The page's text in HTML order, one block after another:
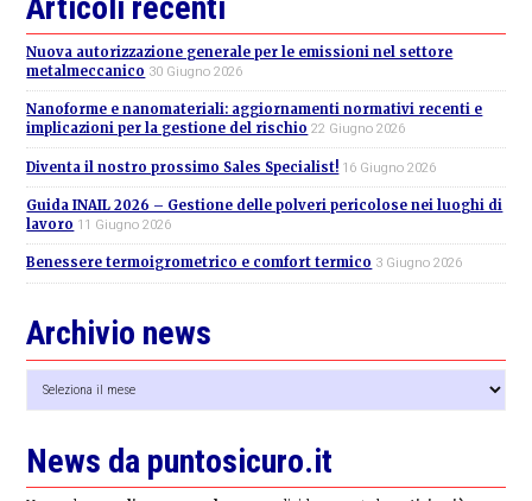
Nuova autorizzazione generale per le emissioni nel settore
metalmeccanico 30 Giugno 2026
Nanoforme e nanomateriali: aggiornamenti normativi recenti e
implicazioni per la gestione del rischio 22 Giugno 2026
Diventa il nostro prossimo Sales Specialist! 16 Giugno 2026
Guida INAIL 2026 – Gestione delle polveri pericolose nei luoghi di
lavoro 11 Giugno 2026
Benessere termoigrometrico e comfort termico 3 Giugno 2026
Archivio news
news
News da puntosicuro.it